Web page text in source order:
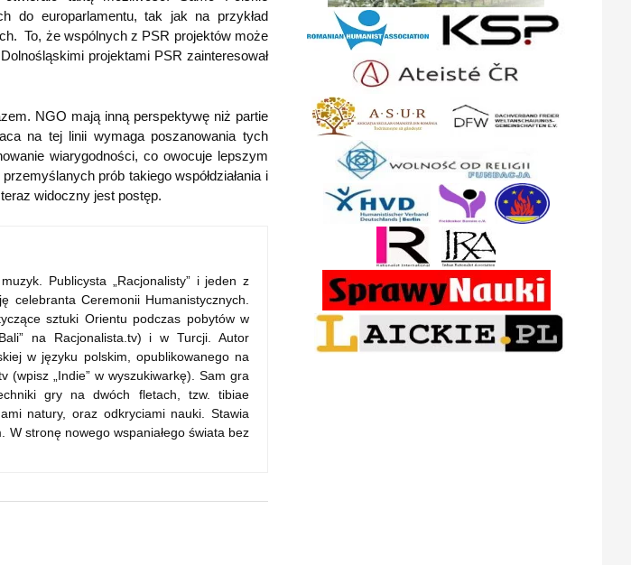
do europarlamentu, tak jak na przykład
To, że wspólnych z PSR projektów może
projektami PSR zainteresował
NGO mają inną perspektywę niż partie
na tej linii wymaga poszanowania tych
wiarygodności, co owocuje lepszym
prób takiego współdziałania i
widoczny jest postęp.
Publicysta „Racjonalisty” i jeden z
celebranta Ceremonii Humanistycznych.
sztuki Orientu podczas pobytów w
na Racjonalista.tv) i w Turcji. Autor
w języku polskim, opublikowanego na
„Indie” w wyszukiwarkę). Sam gra
gry na dwóch fletach, tzw. tibiae
natury, oraz odkryciami nauki. Stawia
W stronę nowego wspaniałego świata bez